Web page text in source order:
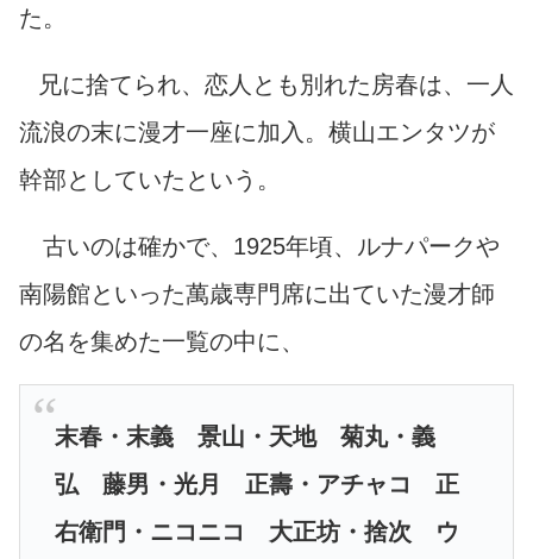
た。
兄に捨てられ、恋人とも別れた房春は、一人
流浪の末に漫才一座に加入。横山エンタツが
幹部としていたという。
古いのは確かで、1925年頃、ルナパークや
南陽館といった萬歳専門席に出ていた漫才師
の名を集めた一覧の中に、
末春・末義 景山・天地 菊丸・義
弘 藤男・光月 正壽・アチャコ 正
右衛門・ニコニコ 大正坊・捨次 ウ